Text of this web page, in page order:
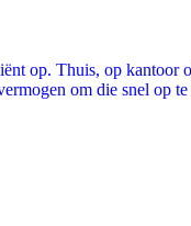
op. Thuis, op
om die snel op